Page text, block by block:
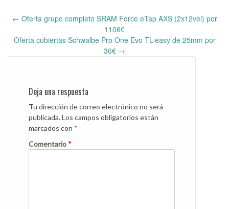
navigation
← Oferta grupo completo SRAM Force eTap AXS (2x12vel) por
1106€
Oferta cubiertas Schwalbe Pro One Evo TL-easy de 25mm por
36€ →
Deja una respuesta
Tu dirección de correo electrónico no será
publicada.Los campos obligatorios están
marcados con *
Comentario *